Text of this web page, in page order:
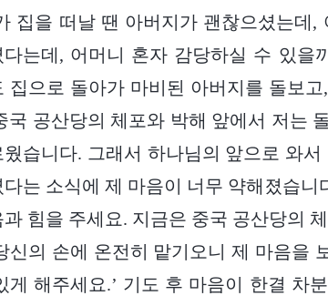
집을 떠날 땐 아버지가 괜찮으셨는데,
다는데, 어머니 혼자 감당하실 수 있을
집으로 돌아가 마비된 아버지를 돌보
국 공산당의 체포와 박해 앞에서 저는
웠습니다. 그래서 하나님의 앞으로 와서
다는 소식에 제 마음이 너무 약해졌습니
과 힘을 주세요. 지금은 중국 공산당의
신의 손에 온전히 맡기오니 제 마음을
게 해주세요.’ 기도 후 마음이 한결 차